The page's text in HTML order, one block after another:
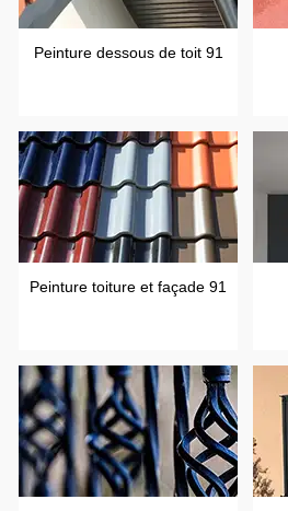
Peinture dessous de toit 91
Peinture toiture et façade 91